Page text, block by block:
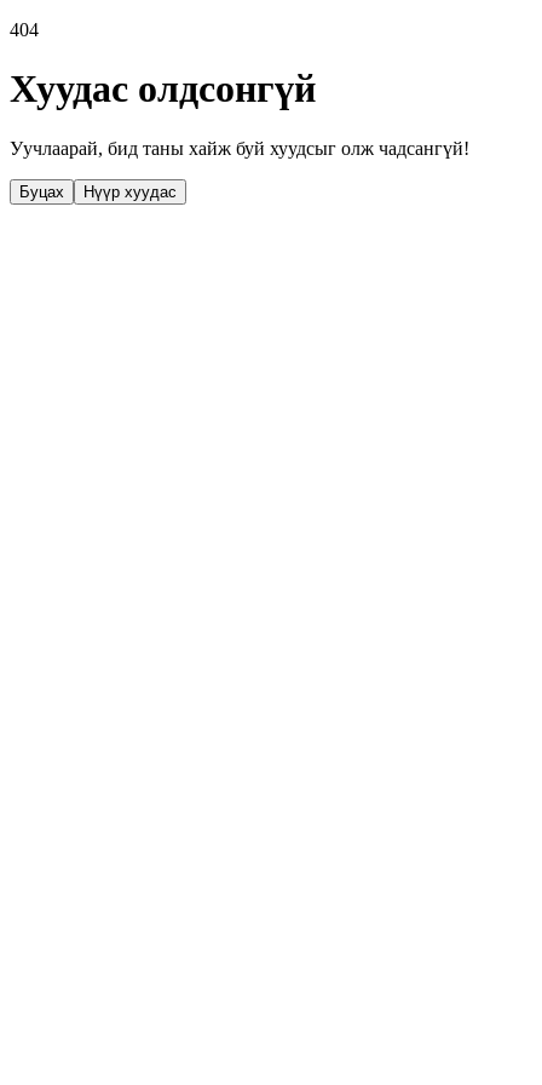
404
Хуудас олдсонгүй
Уучлаарай, бид таны хайж буй хуудсыг олж чадсангүй!
Буцах Нүүр хуудас